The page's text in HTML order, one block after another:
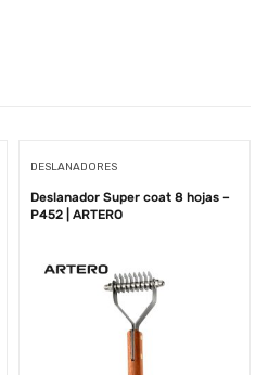
DESLANADORES
Deslanador Super coat 8 hojas –
P452 | ARTERO